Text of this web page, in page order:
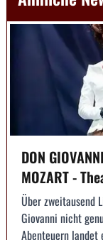
DON
MOZART -
Über zweitausend
Giovanni nicht
Abenteuern landet